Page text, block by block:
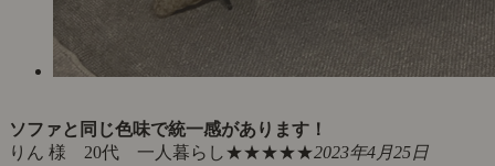
ソファと同じ色味で統一感があります！
りん 様 20代 一人暮らし★★★★★2023年4月25日